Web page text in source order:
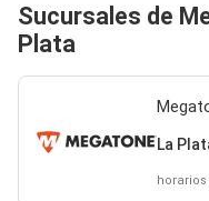
Sucursales de
Plata
La